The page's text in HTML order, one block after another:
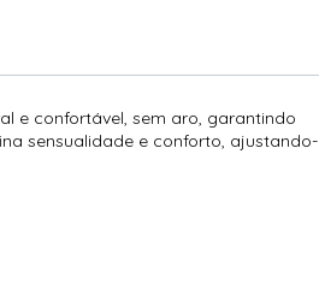
e confortável, sem aro, garantindo
sensualidade e conforto, ajustando-